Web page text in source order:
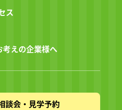
ス
考えの企業様へ
談会・見学予約